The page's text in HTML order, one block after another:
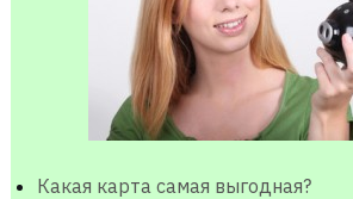
Какая карта самая выгодная?